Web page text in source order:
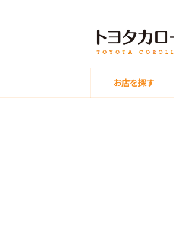
お店を探す